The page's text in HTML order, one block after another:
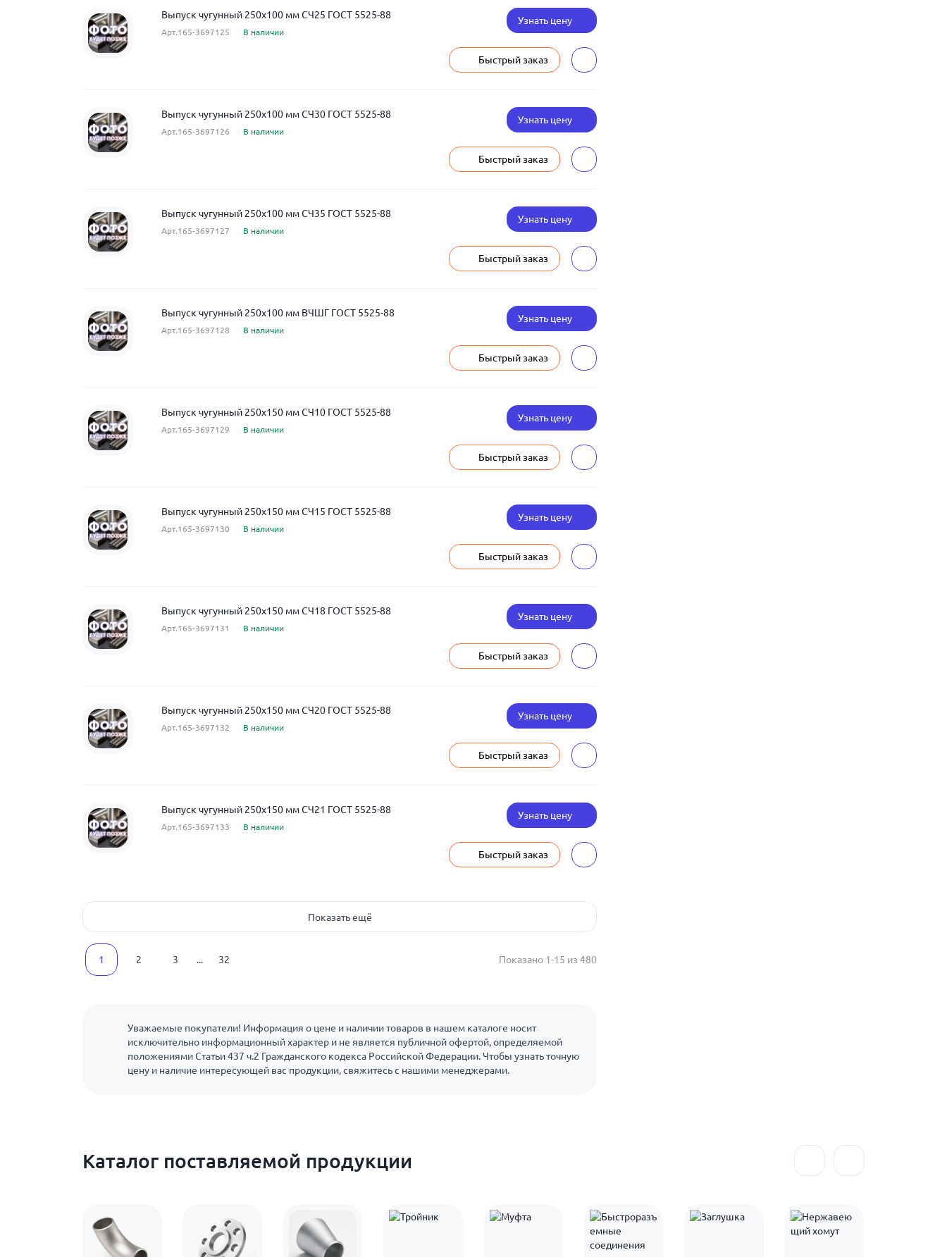
Выпуск чугунный 250x100 мм СЧ25 ГОСТ 5525-88
Арт.165-3697125 В наличии
Узнать цену
Быстрый заказ
Выпуск чугунный 250x100 мм СЧ30 ГОСТ 5525-88
Арт.165-3697126 В наличии
Узнать цену
Быстрый заказ
Выпуск чугунный 250x100 мм СЧ35 ГОСТ 5525-88
Арт.165-3697127 В наличии
Узнать цену
Быстрый заказ
Выпуск чугунный 250x100 мм ВЧШГ ГОСТ 5525-88
Арт.165-3697128 В наличии
Узнать цену
Быстрый заказ
Выпуск чугунный 250x150 мм СЧ10 ГОСТ 5525-88
Арт.165-3697129 В наличии
Узнать цену
Быстрый заказ
Выпуск чугунный 250x150 мм СЧ15 ГОСТ 5525-88
Арт.165-3697130 В наличии
Узнать цену
Быстрый заказ
Выпуск чугунный 250x150 мм СЧ18 ГОСТ 5525-88
Арт.165-3697131 В наличии
Узнать цену
Быстрый заказ
Выпуск чугунный 250x150 мм СЧ20 ГОСТ 5525-88
Арт.165-3697132 В наличии
Узнать цену
Быстрый заказ
Выпуск чугунный 250x150 мм СЧ21 ГОСТ 5525-88
Арт.165-3697133 В наличии
Узнать цену
Быстрый заказ
Показать ещё
1 2 3 ... 32 Показано 1-15 из 480
Уважаемые покупатели! Информация о цене и наличии товаров в нашем каталоге носит
исключительно информационный характер и не является публичной офертой, определяемой
положениями Статьи 437 ч.2 Гражданского кодекса Российской Федерации. Чтобы узнать точную
цену и наличие интересующей вас продукции, свяжитесь с нашими менеджерами.
Каталог поставляемой продукции